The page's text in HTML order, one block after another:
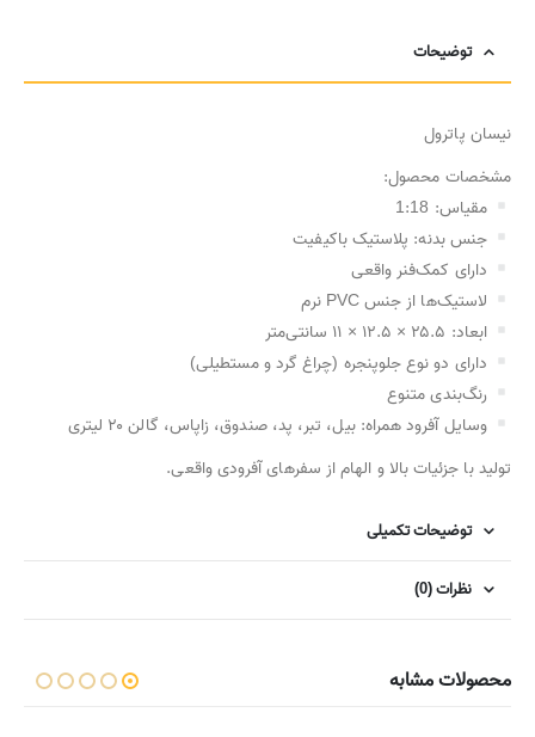
توضیحات
نیسان پاترول
مشخصات محصول:
مقیاس: 1:18
جنس بدنه: پلاستیک باکیفیت
دارای کمک‌فنر واقعی
لاستیک‌ها از جنس PVC نرم
ابعاد: ۲۵.۵ × ۱۲.۵ × ۱۱ سانتی‌متر
دارای دو نوع جلوپنجره (چراغ گرد و مستطیلی)
رنگ‌بندی متنوع
وسایل آفرود همراه: بیل، تبر، پد، صندوق، زاپاس، گالن ۲۰ لیتری
تولید با جزئیات بالا و الهام از سفرهای آفرودی واقعی.
توضیحات تکمیلی
نظرات (0)
محصولات مشابه